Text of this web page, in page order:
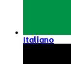
Italiano